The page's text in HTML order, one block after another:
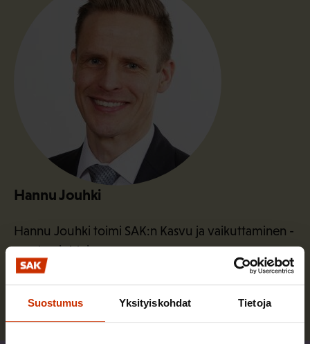
Suostumus Yksityiskohdat Tietoja
Hannu Jouhki
Hannu Jouhki toimi SAK:n Kasvu ja vaikuttaminen -
osaston johtajana.